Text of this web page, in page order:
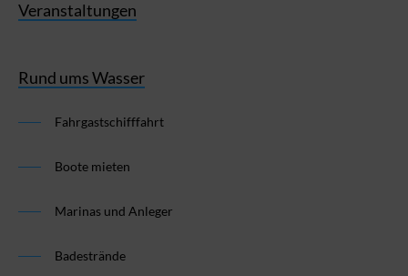
Veranstaltungen
Rund ums Wasser
Fahrgastschifffahrt
Boote mieten
Marinas und Anleger
Badestrände